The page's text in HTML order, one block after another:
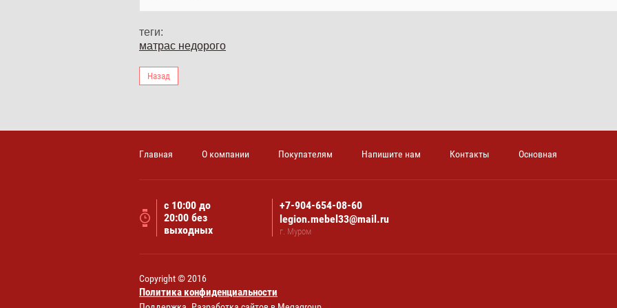
теги:
матрас недорого
Назад
Главная О компании Покупателям Напишите нам Контакты Основная
с 10:00 до
20:00 без
выходных
+7-904-654-08-60
legion.mebel33@mail.ru
г. Муром
Copyright © 2016
Политика конфиденциальности